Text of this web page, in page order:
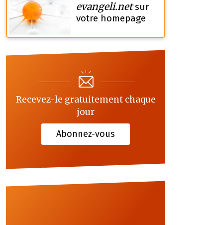
evangeli.netsur
votre homepage
Recevez-le gratuitement chaque
jour
Abonnez-vous